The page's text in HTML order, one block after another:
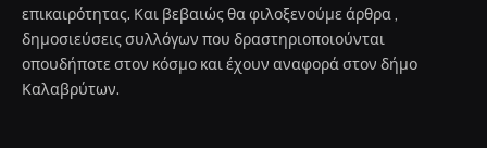
επικαιρότητας. Και βεβαιώς θα φιλοξενούμε άρθρα ,
δημοσιεύσεις συλλόγων που δραστηριοποιούνται
οπουδήποτε στον κόσμο και έχουν αναφορά στον δήμο
Καλαβρύτων.